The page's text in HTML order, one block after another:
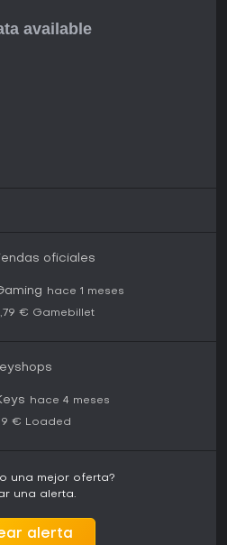
oficiales
hace 1 meses
€ Gamebillet
hace 4 meses
€ Loaded
una mejor oferta?
una alerta.
alerta